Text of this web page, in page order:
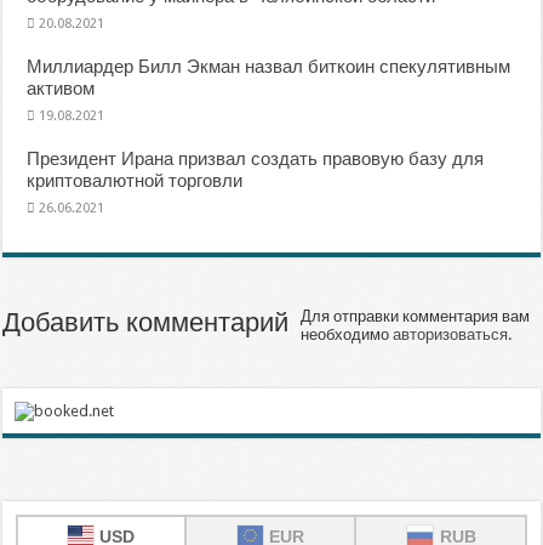
20.08.2021
Миллиардер Билл Экман назвал биткоин спекулятивным
активом
19.08.2021
Президент Ирана призвал создать правовую базу для
криптовалютной торговли
26.06.2021
Добавить комментарий
Для отправки комментария вам
необходимоавторизоваться.